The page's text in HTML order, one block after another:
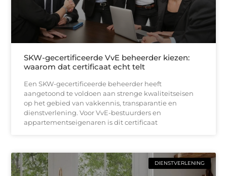
SKW-gecertificeerde VvE beheerder kiezen:
waarom dat certificaat echt telt
Een SKW-gecertificeerde beheerder heeft
aangetoond te voldoen aan strenge kwaliteitseisen
op het gebied van vakkennis, transparantie en
dienstverlening. Voor VvE-bestuurders en
appartementseigenaren is dit certificaat
DIENSTVERLENING